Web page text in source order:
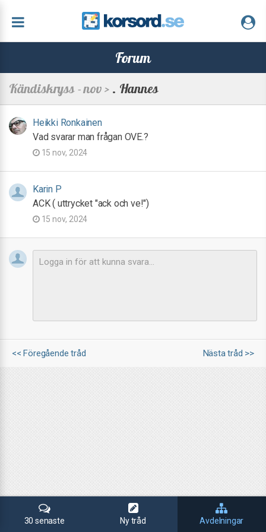
Forum
Kändiskryss - nov > . Hannes
Heikki Ronkainen
Vad svarar man frågan OVE.?
15 nov, 2024
Karin P
ACK ( uttrycket "ack och ve!")
15 nov, 2024
<< Föregående tråd Nästa tråd >>
30 senaste Ny tråd Avdelningar